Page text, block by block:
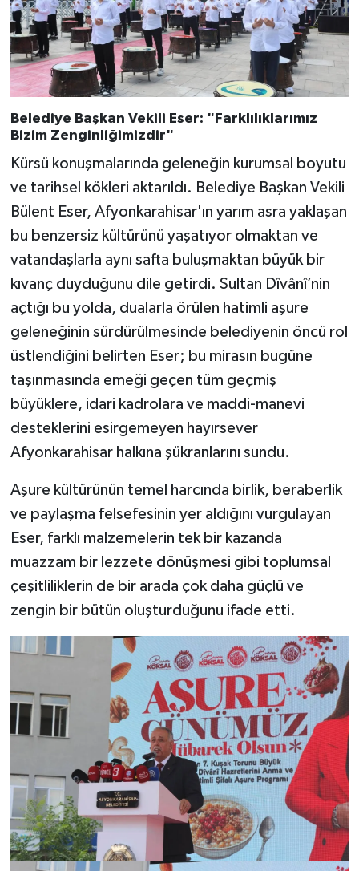
Belediye Başkan Vekili Eser: "Farklılıklarımız
Bizim Zenginliğimizdir"
Kürsü konuşmalarında geleneğin kurumsal boyutu
ve tarihsel kökleri aktarıldı. Belediye Başkan Vekili
Bülent Eser, Afyonkarahisar'ın yarım asra yaklaşan
bu benzersiz kültürünü yaşatıyor olmaktan ve
vatandaşlarla aynı safta buluşmaktan büyük bir
kıvanç duyduğunu dile getirdi. Sultan Dîvânî’nin
açtığı bu yolda, dualarla örülen hatimli aşure
geleneğinin sürdürülmesinde belediyenin öncü rol
üstlendiğini belirten Eser; bu mirasın bugüne
taşınmasında emeği geçen tüm geçmiş
büyüklere, idari kadrolara ve maddi-manevi
desteklerini esirgemeyen hayırsever
Afyonkarahisar halkına şükranlarını sundu.
Aşure kültürünün temel harcında birlik, beraberlik
ve paylaşma felsefesinin yer aldığını vurgulayan
Eser, farklı malzemelerin tek bir kazanda
muazzam bir lezzete dönüşmesi gibi toplumsal
çeşitliliklerin de bir arada çok daha güçlü ve
zengin bir bütün oluşturduğunu ifade etti.